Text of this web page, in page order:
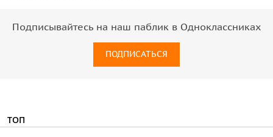
Подписывайтесь на наш паблик в Одноклассниках
ПОДПИСАТЬСЯ
ТОП